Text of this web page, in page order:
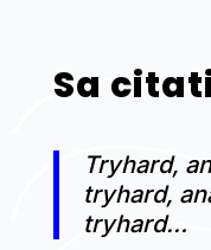
Sa
Tryhard,
tryhard,
tryhard…